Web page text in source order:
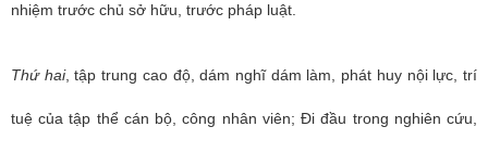
nhiệm trước chủ sở hữu, trước pháp luật.
Thứ hai, tập trung cao độ, dám nghĩ dám làm, phát huy nội lực, trí
tuệ của tập thể cán bộ, công nhân viên; Đi đầu trong nghiên cứu,